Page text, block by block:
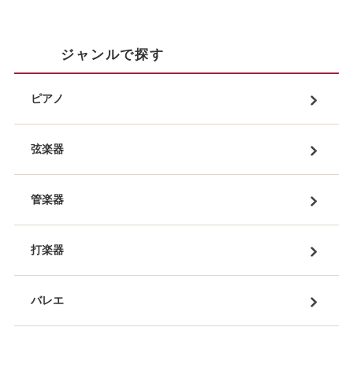
ジャンルで探す
ピアノ
弦楽器
管楽器
打楽器
バレエ